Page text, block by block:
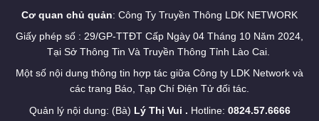
Cơ quan chủ quản: Công Ty Truyền Thông LDK NETWORK
Giấy phép số : 29/GP-TTĐT Cấp Ngày 04 Tháng 10 Năm 2024,
Tại Sở Thông Tin Và Truyền Thông Tỉnh Lào Cai.
Một số nội dung thông tin hợp tác giữa Công ty LDK Network và
các trang Báo, Tạp Chí Điện Tử đối tác.
Quản lý nội dung: (Bà) Lý Thị Vui . Hotline: 0824.57.6666